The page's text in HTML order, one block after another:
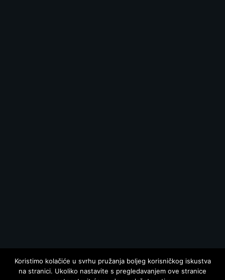
Koristimo kolačiće u svrhu pružanja boljeg korisničkog iskustva
na stranici. Ukoliko nastavite s pregledavanjem ove stranice